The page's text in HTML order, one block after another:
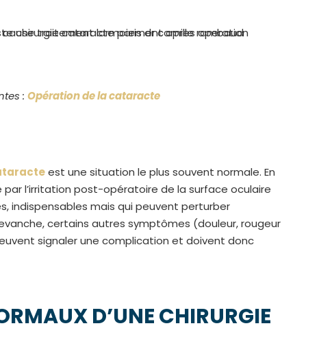
: Opération de la cataracte
est une situation le plus souvent normale. En
l’irritation post-opératoire de la surface oculaire
indispensables mais qui peuvent perturber
certains autres symptômes (douleur, rougeur
signaler une complication et doivent donc
D’UNE CHIRURGIE